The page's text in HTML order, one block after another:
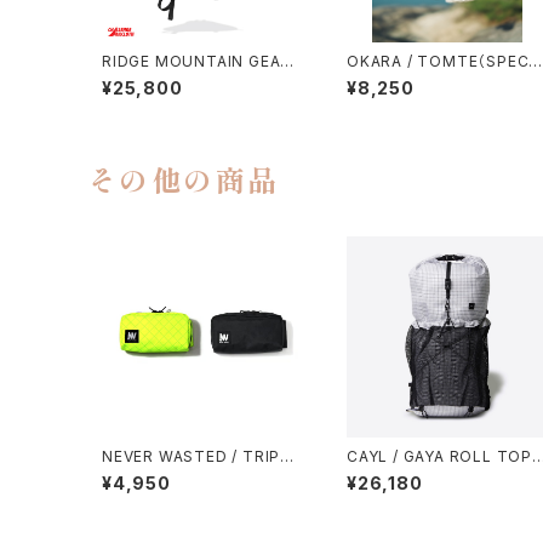
RIDGE MOUNTAIN GEAR /
SASH PACK
¥25,800
OKARA / TOMTE（SPECT
RA）
¥8,250
その他の商品
NEVER WASTED / TRIPLE
YES（ECOPAK）
¥4,950
CAYL / GAYA ROLL TOP /
MESH（B-GRID）
¥26,180